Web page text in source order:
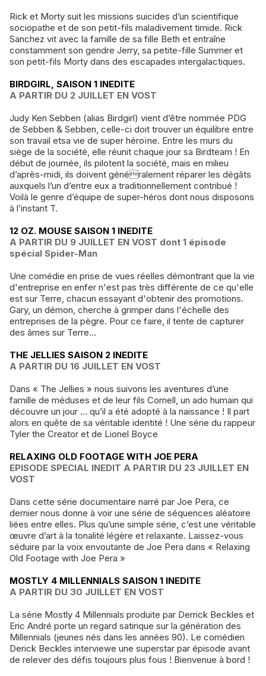
Rick et Morty suit les missions suicides d’un scientifique
sociopathe et de son petit-fils maladivement timide. Rick
Sanchez vit avec la famille de sa fille Beth et entraîne
constamment son gendre Jerry, sa petite-fille Summer et
son petit-fils Morty dans des escapades intergalactiques.
BIRDGIRL, SAISON 1 INEDITE
A PARTIR DU 2 JUILLET EN VOST
Judy Ken Sebben (alias Birdgirl) vient d’être nommée PDG
de Sebben & Sebben, celle-ci doit trouver un équilibre entre
son travail etsa vie de super héroïne. Entre les murs du
siège de la société, elle réunit chaque jour sa Birdteam ! En
début de journée, ils pilotent la société, mais en milieu
d’après-midi, ils doivent généralement réparer les dégâts
auxquels l’un d’entre eux a traditionnellement contribué !
Voilà le genre d’équipe de super-héros dont nous disposons
à l’instant T.
12 OZ. MOUSE SAISON 1 INEDITE
A PARTIR DU 9 JUILLET EN VOST dont 1 épisode
spécial Spider-Man
Une comédie en prise de vues réelles démontrant que la vie
d'entreprise en enfer n'est pas très différente de ce qu'elle
est sur Terre, chacun essayant d'obtenir des promotions.
Gary, un démon, cherche à grimper dans l'échelle des
entreprises de la pègre. Pour ce faire, il tente de capturer
des âmes sur Terre…
THE JELLIES SAISON 2 INEDITE
A PARTIR DU 16 JUILLET EN VOST
Dans « The Jellies » nous suivons les aventures d’une
famille de méduses et de leur fils Cornell, un ado humain qui
découvre un jour … qu’il a été adopté à la naissance ! Il part
alors en quête de sa véritable identité ! Une série du rappeur
Tyler the Creator et de Lionel Boyce
RELAXING OLD FOOTAGE WITH JOE PERA
EPISODE SPECIAL INEDIT A PARTIR DU 23 JUILLET EN
VOST
Dans cette série documentaire narré par Joe Pera, ce
dernier nous donne à voir une série de séquences aléatoire
liées entre elles. Plus qu’une simple série, c’est une véritable
œuvre d’art à la tonalité légère et relaxante. Laissez-vous
séduire par la voix envoutante de Joe Pera dans « Relaxing
Old Footage with Joe Pera »
MOSTLY 4 MILLENNIALS SAISON 1 INEDITE
A PARTIR DU 30 JUILLET EN VOST
La série Mostly 4 Millennials produite par Derrick Beckles et
Eric André porte un regard satirique sur la génération des
Millennials (jeunes nés dans les années 90). Le comédien
Derick Beckles interviewe une superstar par épisode avant
de relever des défis toujours plus fous ! Bienvenue à bord !